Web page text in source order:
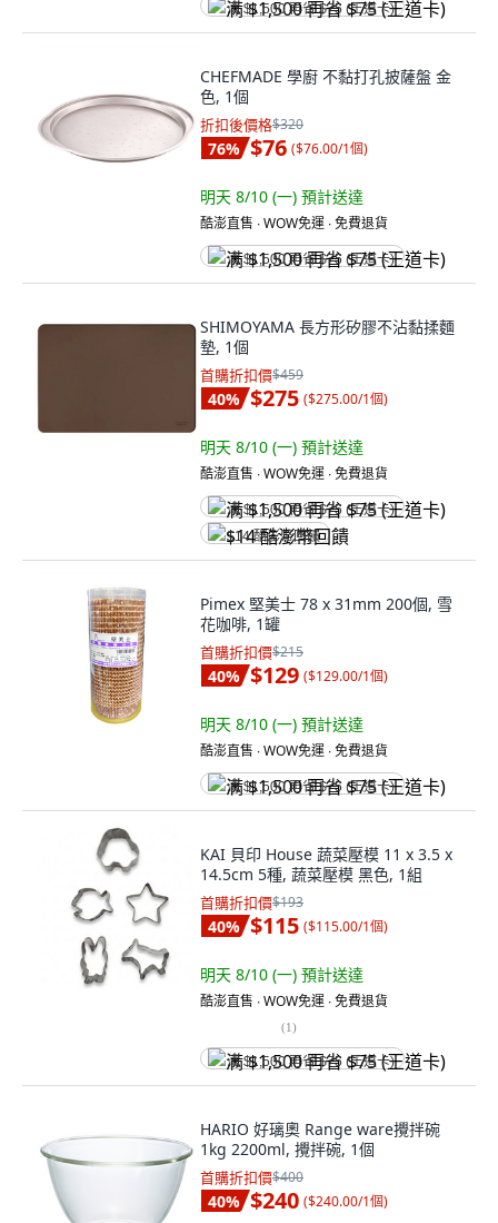
满 $1,500 再省 $75 (王道卡)
CHEFMADE 學廚 不黏打孔披薩盤 金
色, 1個
折扣後價格$320
76% $76 ($76.00/1個)
明天 8/10 (一) 預計送達
酷澎直售 ∙ WOW免運 ∙ 免費退貨
满 $1,500 再省 $75 (王道卡)
SHIMOYAMA 長方形矽膠不沾黏揉麵
墊, 1個
首購折扣價$459
40% $275 ($275.00/1個)
明天 8/10 (一) 預計送達
酷澎直售 ∙ WOW免運 ∙ 免費退貨
满 $1,500 再省 $75 (王道卡)
$14 酷澎幣回饋
Pimex 堅美士 78 x 31mm 200個, 雪
花咖啡, 1罐
首購折扣價$215
40% $129 ($129.00/1個)
明天 8/10 (一) 預計送達
酷澎直售 ∙ WOW免運 ∙ 免費退貨
满 $1,500 再省 $75 (王道卡)
KAI 貝印 House 蔬菜壓模 11 x 3.5 x
14.5cm 5種, 蔬菜壓模 黑色, 1組
首購折扣價$193
40% $115 ($115.00/1個)
明天 8/10 (一) 預計送達
酷澎直售 ∙ WOW免運 ∙ 免費退貨
(1)
满 $1,500 再省 $75 (王道卡)
HARIO 好璃奧 Range ware攪拌碗
1kg 2200ml, 攪拌碗, 1個
首購折扣價$400
40% $240 ($240.00/1個)